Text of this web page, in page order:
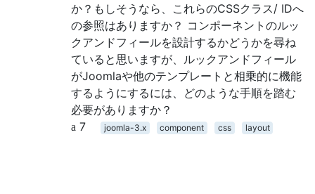
か？もしそうなら、これらのCSSクラス/ IDへ
の参照はありますか？ コンポーネントのルッ
クアンドフィールを設計するかどうかを尋ね
ていると思いますが、ルックアンドフィール
がJoomlaや他のテンプレートと相乗的に機能
するようにするには、どのような手順を踏む
必要がありますか？
7
joomla-3.x component css layout